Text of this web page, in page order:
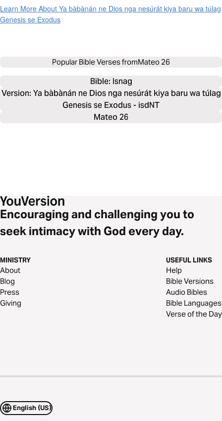
Learn More About Ya bàbànán ne Dios nga nesúrát kiya baru wa túlag
Genesis se Exodus
Popular Bible Verses fromMateo 26
Bible: Isnag
Version: Ya bàbànán ne Dios nga nesúrát kiya baru wa túlag
Genesis se Exodus - isdNT
Mateo 26
Encouraging and challenging you to
seek intimacy with God every day.
MINISTRY
About
Blog
Press
Giving
USEFUL LINKS
Help
Bible Versions
Audio Bibles
Bible Languages
Verse of the Day
English (US)